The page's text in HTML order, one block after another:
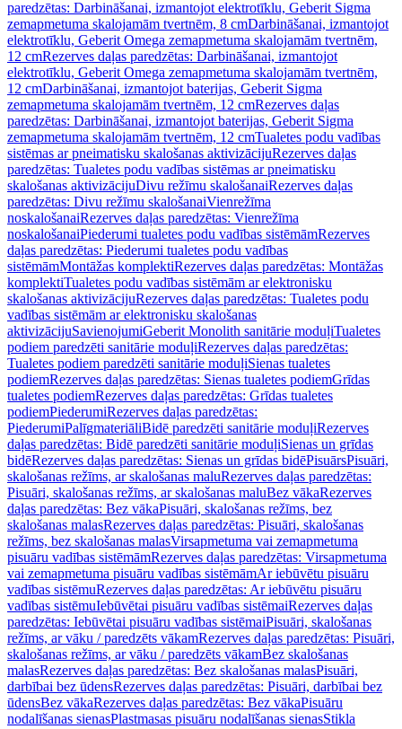
paredzētas: Darbināšanai, izmantojot elektrotīklu, Geberit Sigma
zemapmetuma skalojamām tvertnēm, 8 cmDarbināšanai, izmantojot
elektrotīklu, Geberit Omega zemapmetuma skalojamām tvertnēm,
12 cmRezerves daļas paredzētas: Darbināšanai, izmantojot
elektrotīklu, Geberit Omega zemapmetuma skalojamām tvertnēm,
12 cmDarbināšanai, izmantojot baterijas, Geberit Sigma
zemapmetuma skalojamām tvertnēm, 12 cmRezerves daļas
paredzētas: Darbināšanai, izmantojot baterijas, Geberit Sigma
zemapmetuma skalojamām tvertnēm, 12 cmTualetes podu vadības
sistēmas ar pneimatisku skalošanas aktivizācijuRezerves daļas
paredzētas: Tualetes podu vadības sistēmas ar pneimatisku
skalošanas aktivizācijuDivu režīmu skalošanaiRezerves daļas
paredzētas: Divu režīmu skalošanaiVienrežīma
noskalošanaiRezerves daļas paredzētas: Vienrežīma
noskalošanaiPiederumi tualetes podu vadības sistēmāmRezerves
daļas paredzētas: Piederumi tualetes podu vadības
sistēmāmMontāžas komplektiRezerves daļas paredzētas: Montāžas
komplektiTualetes podu vadības sistēmām ar elektronisku
skalošanas aktivizācijuRezerves daļas paredzētas: Tualetes podu
vadības sistēmām ar elektronisku skalošanas
aktivizācijuSavienojumiGeberit Monolith sanitārie moduļiTualetes
podiem paredzēti sanitārie moduļiRezerves daļas paredzētas:
Tualetes podiem paredzēti sanitārie moduļiSienas tualetes
podiemRezerves daļas paredzētas: Sienas tualetes podiemGrīdas
tualetes podiemRezerves daļas paredzētas: Grīdas tualetes
podiemPiederumiRezerves daļas paredzētas:
PiederumiPalīgmateriāliBidē paredzēti sanitārie moduļiRezerves
daļas paredzētas: Bidē paredzēti sanitārie moduļiSienas un grīdas
bidēRezerves daļas paredzētas: Sienas un grīdas bidēPisuārsPisuāri,
skalošanas režīms, ar skalošanas maluRezerves daļas paredzētas:
Pisuāri, skalošanas režīms, ar skalošanas maluBez vākaRezerves
daļas paredzētas: Bez vākaPisuāri, skalošanas režīms, bez
skalošanas malasRezerves daļas paredzētas: Pisuāri, skalošanas
režīms, bez skalošanas malasVirsapmetuma vai zemapmetuma
pisuāru vadības sistēmāmRezerves daļas paredzētas: Virsapmetuma
vai zemapmetuma pisuāru vadības sistēmāmAr iebūvētu pisuāru
vadības sistēmuRezerves daļas paredzētas: Ar iebūvētu pisuāru
vadības sistēmuIebūvētai pisuāru vadības sistēmaiRezerves daļas
paredzētas: Iebūvētai pisuāru vadības sistēmaiPisuāri, skalošanas
režīms, ar vāku / paredzēts vākamRezerves daļas paredzētas: Pisuāri,
skalošanas režīms, ar vāku / paredzēts vākamBez skalošanas
malasRezerves daļas paredzētas: Bez skalošanas malasPisuāri,
darbībai bez ūdensRezerves daļas paredzētas: Pisuāri, darbībai bez
ūdensBez vākaRezerves daļas paredzētas: Bez vākaPisuāru
nodalīšanas sienasPlastmasas pisuāru nodalīšanas sienasStikla